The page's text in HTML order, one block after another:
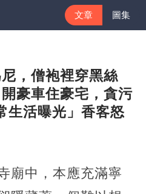
文章 圖集
，僧袍裡穿黑絲
開豪車住豪宅，貪污
生活曝光」香客怒
廟中，本應充滿寧